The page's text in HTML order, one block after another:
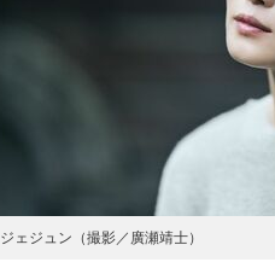
ジェジュン（撮影／廣瀬靖士）